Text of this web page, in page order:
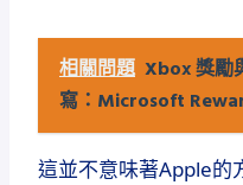
相關問題 Xbox 獎勵
寫：Microsoft
這並不意味著Apple的